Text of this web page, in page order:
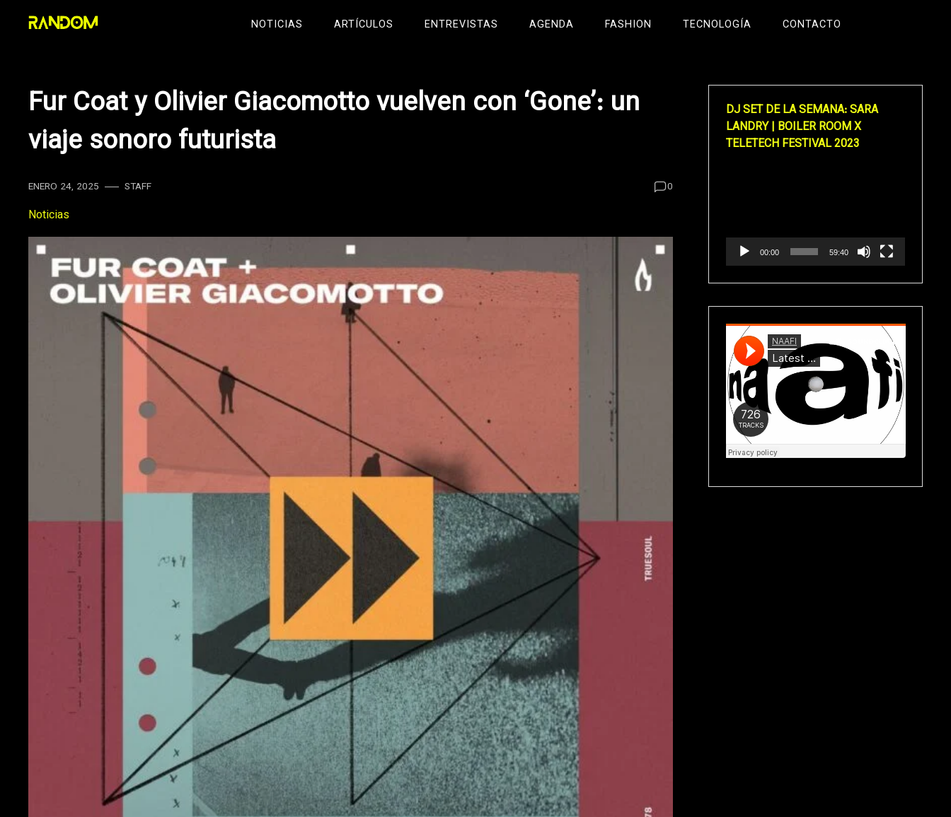
NOTICIAS ARTÍCULOS ENTREVISTAS AGENDA FASHION TECNOLOGÍA CONTACTO
Fur Coat y Olivier Giacomotto vuelven con ‘Gone’: un
viaje sonoro futurista
ENERO 24, 2025 STAFF 0
Noticias
DJ SET DE LA SEMANA: SARA
LANDRY | BOILER ROOM X
TELETECH FESTIVAL 2023
00:00 59:40